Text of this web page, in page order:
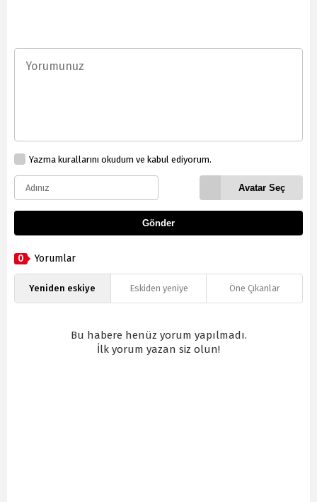
Yazma kurallarını okudum ve kabul ediyorum.
Avatar Seç
Gönder
0 Yorumlar
Yeniden eskiye Eskiden yeniye Öne Çıkanlar
Bu habere henüz yorum yapılmadı.
İlk yorum yazan siz olun!